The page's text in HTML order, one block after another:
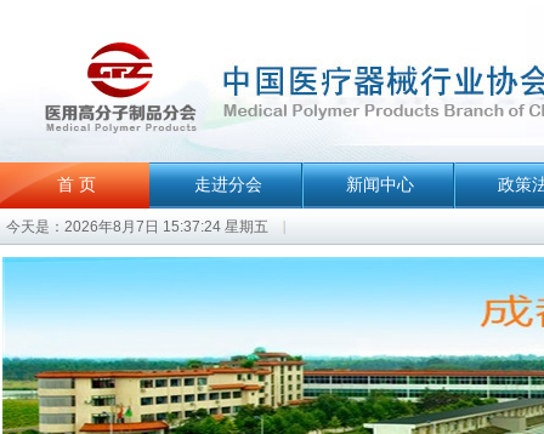
首 页
今天是：2026年8月7日 15:37:24 星期五
走进分会 新闻中心 政策